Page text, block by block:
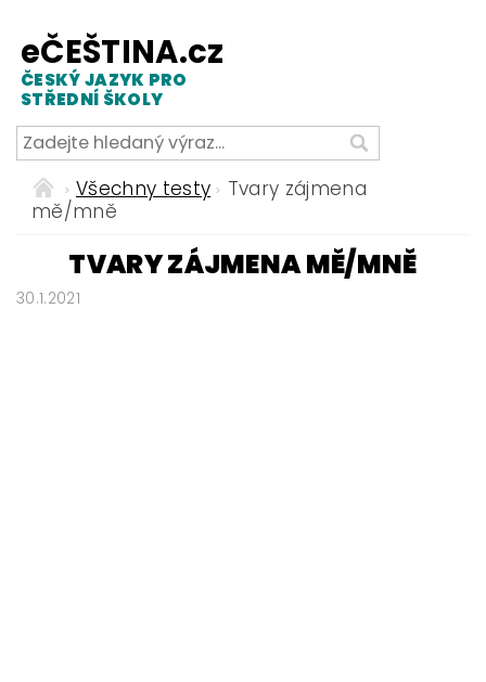
eČEŠTINA.cz
ČESKÝ JAZYK PRO
STŘEDNÍ ŠKOLY
Všechny testy
Tvary zájmena
mě/mně
TVARY ZÁJMENA MĚ/MNĚ
30.1.2021